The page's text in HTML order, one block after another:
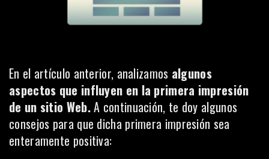
En el artículo anterior, analizamos algunos
aspectos que influyen en la primera impresión
de un sitio Web.A continuación, te doy algunos
consejos para que dicha primera impresión sea
enteramente positiva: